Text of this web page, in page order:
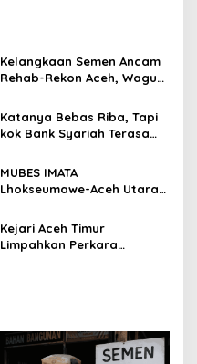
Kelangkaan Semen Ancam
Rehab-Rekon Aceh, Wagub
Katanya Bebas Riba, Tapi
kok Bank Syariah Terasa
MUBES IMATA
Lhokseumawe-Aceh Utara
Terpilih Pimpin Periode
2026–2027
Kejari Aceh Timur
Limpahkan Perkara